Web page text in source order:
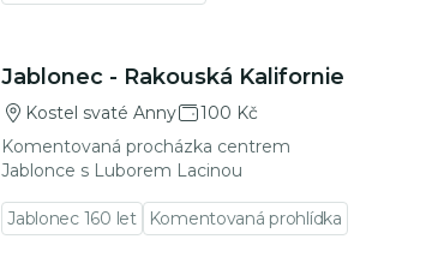
Jablonec - Rakouská Kalifornie
Kostel svaté Anny
100 Kč
Komentovaná procházka centrem
Jablonce s Luborem Lacinou
Jablonec 160 let Komentovaná prohlídka